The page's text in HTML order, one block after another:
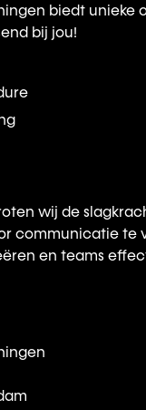
biedt unieke
bij jou!
wij de
communicatie te
en teams